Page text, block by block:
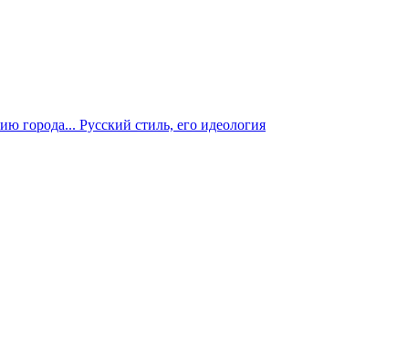
города... Русский стиль, его идеология